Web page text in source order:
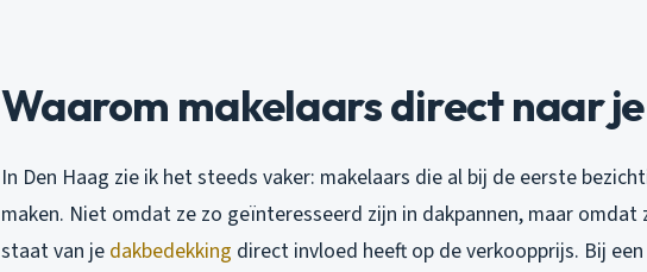
Waarom makelaars direct naar
In Den Haag zie ik het steeds vaker: makelaars die al bij de eerste
maken. Niet omdat ze zo geïnteresseerd zijn in dakpannen, maar
staat van je dakbedekking direct invloed heeft op de verkoopprijs. Bij